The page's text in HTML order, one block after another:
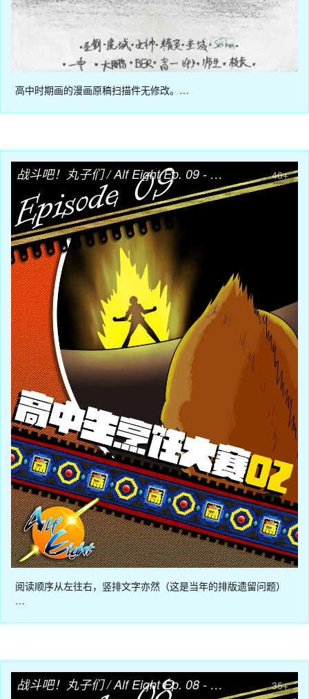
高中时期画的漫画原稿扫描件无修改。…
战斗吧！丸子们 / Alf Eight Ep. 09 - 高中生烹饪大赛02 46+
阅读顺序从左往右，竖排文字亦然（这是当年的排版遗留问题）
…
战斗吧！丸子们 / Alf Eight Ep. 08 - 高中生烹饪大赛01 35+